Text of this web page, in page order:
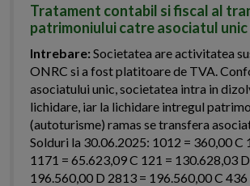
Tratament contabil si fiscal al
patrimoniului catre asociatul
Intrebare:Societatea are activitatea
ONRC si a fost platitoare de TVA.
asociatului unic, societatea intra in
lichidare, iar la lichidare intregul
(autoturisme) ramas se transfera
Solduri la 30.06.2025: 1012 = 360,00 C
1171 = 65.623,09 C 121 = 130.628,03
196.560,00 D 2813 = 196.560,00 C 436